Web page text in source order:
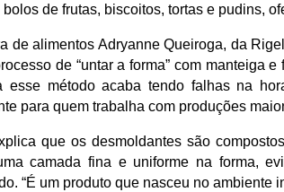
de frutas, biscoitos, tortas e pudins,
de alimentos Adryanne Queiroga, da
de “untar a forma” com manteiga
esse método acaba tendo falhas na
para quem trabalha com produções
que os desmoldantes são
camada fina e uniforme na forma,
“É um produto que nasceu no